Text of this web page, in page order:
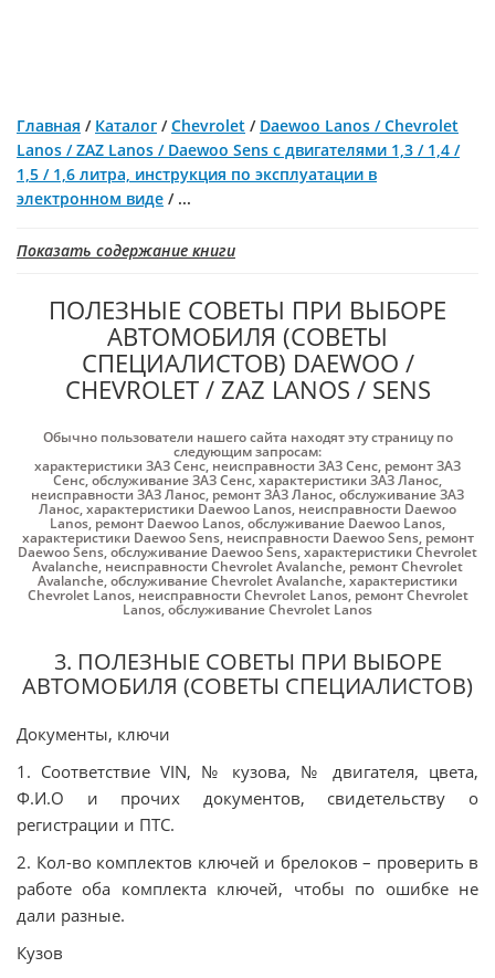
Главная / Каталог /Chevrolet / Daewoo Lanos / Chevrolet
Lanos / ZAZ Lanos / Daewoo Sens c двигателями 1,3 / 1,4 /
1,5 / 1,6 литра, инструкция по эксплуатации в
электронном виде / ...
Показать содержание книги
ПОЛЕЗНЫЕ СОВЕТЫ ПРИ ВЫБОРЕ
АВТОМОБИЛЯ (СОВЕТЫ
СПЕЦИАЛИСТОВ) DAEWOO /
CHEVROLET / ZAZ LANOS / SENS
Обычно пользователи нашего сайта находят эту страницу по
следующим запросам:
характеристики ЗАЗ Cенс, неисправности ЗАЗ Cенс, ремонт ЗАЗ
Cенс,обслуживание ЗАЗ Cенс,характеристики ЗАЗ Ланос,
неисправности ЗАЗ Ланос, ремонт ЗАЗ Ланос,обслуживание ЗАЗ
Ланос,характеристики Daewoo Lanos, неисправности Daewoo
Lanos, ремонт Daewoo Lanos,обслуживание Daewoo Lanos,
характеристики Daewoo Sens, неисправности Daewoo Sens, ремонт
Daewoo Sens,обслуживание Daewoo Sens,характеристики Chevrolet
Avalanche, неисправности Chevrolet Avalanche, ремонт Chevrolet
Avalanche,обслуживание Chevrolet Avalanche,характеристики
Chevrolet Lanos, неисправности Chevrolet Lanos, ремонт Chevrolet
Lanos,обслуживание Chevrolet Lanos
3. ПОЛЕЗНЫЕ СОВЕТЫ ПРИ ВЫБОРЕ
АВТОМОБИЛЯ (СОВЕТЫ СПЕЦИАЛИСТОВ)
Документы, ключи
1. Соответствие VIN, № кузова, № двигателя, цвета,
Ф.И.О и прочих документов, свидетельству о
регистрации и ПТС.
2. Кол-во комплектов ключей и брелоков – проверить в
работе оба комплекта ключей, чтобы по ошибке не
дали разные.
Кузов